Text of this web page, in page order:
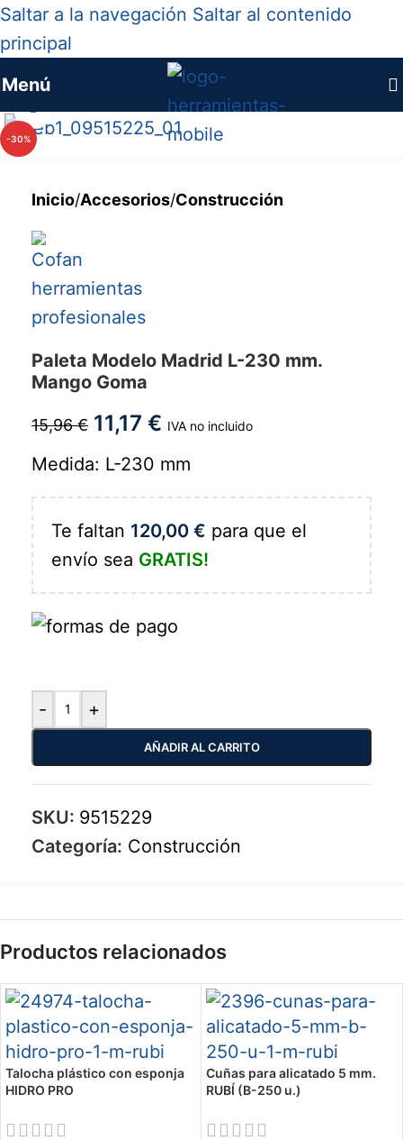
Saltar a la navegación Saltar al contenido
principal
Menú
-30%
Haga clic para ampliar
Inicio/Accesorios/Construcción
Paleta Modelo Madrid L-230 mm.
Mango Goma
15,96€ 11,17 € IVA no incluido
Medida: L-230 mm
Te faltan 120,00 € para que el
envío sea GRATIS!
- +
AÑADIR AL CARRITO
SKU: 9515229
Categoría: Construcción
Productos relacionados
Talocha plástico con esponja
HIDRO PRO
Cuñas para alicatado 5 mm.
RUBÍ (B-250 u.)